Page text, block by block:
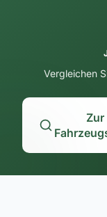
Vergleichen
Zur